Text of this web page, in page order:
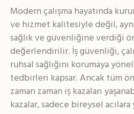
Modern çalışma hayatında
ve hizmet kalitesiyle değil,
sağlık ve güvenliğine verdiği
değerlendirilir. İş güvenliği,
ruhsal sağlığını korumaya
tedbirleri kapsar. Ancak tüm
zaman zaman iş kazaları
kazalar, sadece bireysel